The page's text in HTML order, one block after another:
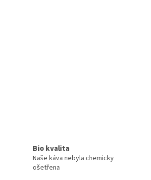
Bio kvalita
Naše káva nebyla chemicky
ošetřena